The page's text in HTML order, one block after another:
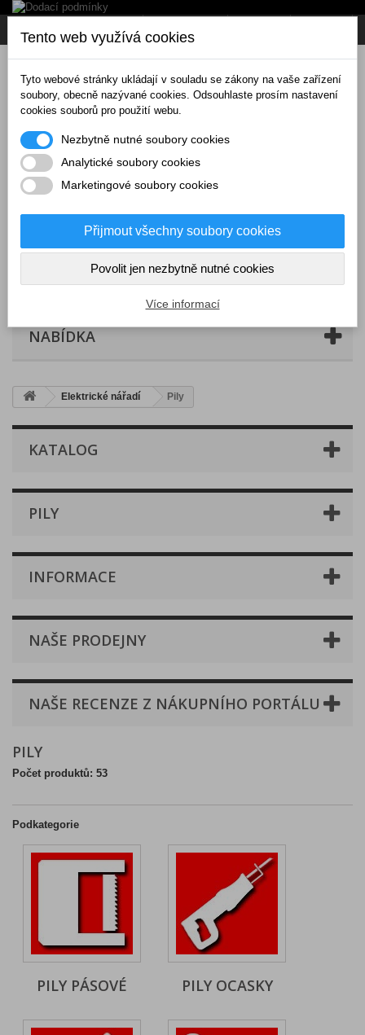
Košík (prázdný)
NABÍDKA
Elektrické nářadí Pily
KATALOG
PILY
INFORMACE
NAŠE PRODEJNY
NAŠE RECENZE Z NÁKUPNÍHO PORTÁLU
PILY
Počet produktů: 53
Podkategorie
PILY PÁSOVÉ PILY OCASKY
Tento web využívá cookies
Tyto webové stránky ukládají v souladu se zákony na vaše zařízení
soubory, obecně nazývané cookies. Odsouhlaste prosím nastavení
cookies souborů pro použití webu.
Nezbytně nutné soubory cookies
Analytické soubory cookies
Marketingové soubory cookies
Přijmout všechny soubory cookies
Povolit jen nezbytně nutné cookies
Více informací